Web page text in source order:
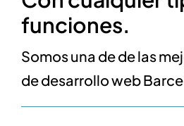
funciones.
Somos una de de las
de desarrollo web